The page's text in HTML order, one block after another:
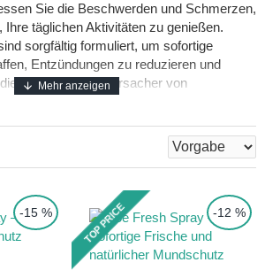
Sie die Beschwerden und Schmerzen,
Ihre täglichen Aktivitäten zu genießen.
sorgfältig formuliert, um sofortige
Entzündungen zu reduzieren und
oft die Hauptverursacher von
nicht nur effektiv den Hals und lindern
tragen auch zur Aufrechterhaltung der
für frischen Atem? Warten Sie nicht
Halsschmerzen überrascht werden. Seien
Gurgelgerät, das Ihnen die Kraft
Welche Halsschmerzen?“
-15 % TOP PRICE -12 %